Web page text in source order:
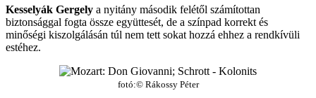
Kesselyák Gergely a nyitány második felétől számítottan
biztonsággal fogta össze együttesét, de a színpad korrekt és
minőségi kiszolgálásán túl nem tett sokat hozzá ehhez a rendkívüli
estéhez.
fotó:© Rákossy Péter